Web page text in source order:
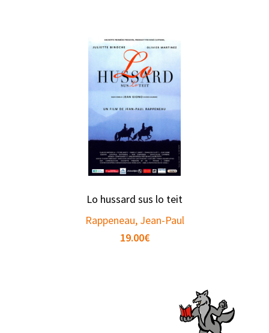
Lo hussard sus lo teit
Rappeneau, Jean-Paul
19.00€